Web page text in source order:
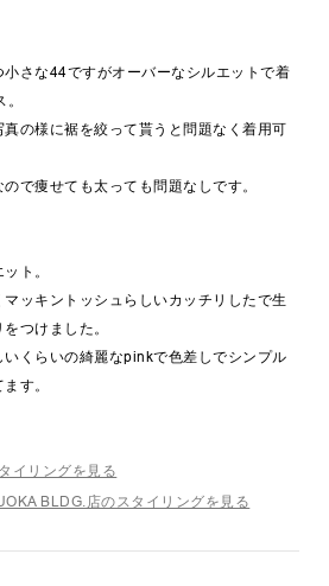
さな44ですがオーバーなシルエットで着
の様に裾を絞って貰うと問題なく着用可
で痩せても太っても問題なしです。
ト。
ッキントッシュらしいカッチリしたで生
つけました。
くらいの綺麗なpinkで色差しでシンプル
す。
イリングを見る
BLDG.店のスタイリングを見る